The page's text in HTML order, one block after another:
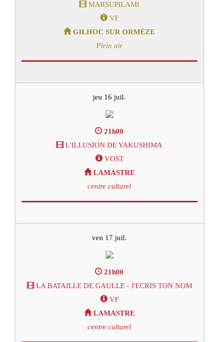
MARSUPILAMI
VF
GILHOC SUR ORMÈZE
Plein air
jeu 16 juil.
21h00
L'ILLUSION DE YAKUSHIMA
VOST
LAMASTRE
centre culturel
ven 17 juil.
21h00
LA BATAILLE DE GAULLE - J'ECRIS TON NOM
VF
LAMASTRE
centre culturel